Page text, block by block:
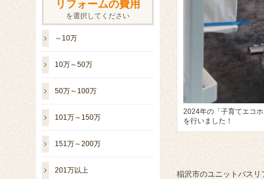
2024年の「子育てエコ
を行いました！
稲沢市のユニットバス
リフォームの費用
を選択してください
～10万
10万～50万
50万～100万
101万～150万
151万～200万
201万以上